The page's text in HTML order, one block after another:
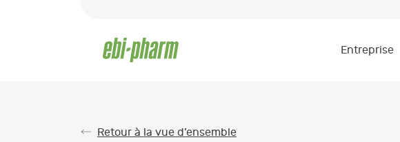
Entreprise
Retour à la vue d’ensemble